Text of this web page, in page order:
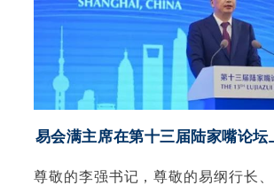
易会满主席在第十三届陆家嘴论坛
尊敬的李强书记，尊敬的易纲行长